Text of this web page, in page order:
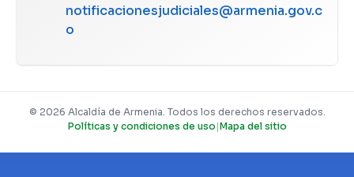
notificacionesjudiciales@armenia.gov.c
o
© 2026 Alcaldía de Armenia. Todos los derechos reservados.
Políticas y condiciones de uso |Mapa del sitio